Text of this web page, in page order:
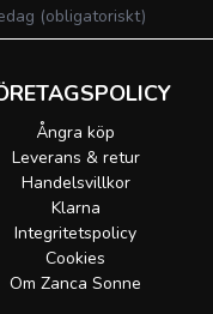
Ångra köp
Leverans & retur
Handelsvillkor
Klarna
Integritetspolicy
Cookies
Om Zanca Sonne